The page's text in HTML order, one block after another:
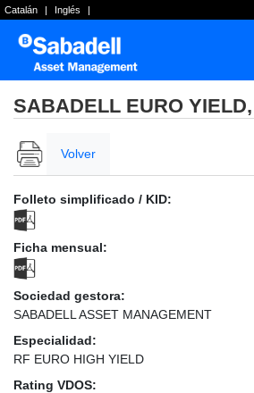
Catalán | Inglés |
SABADELL EURO
Volver
Folleto simplificado / KID:
Ficha mensual:
Sociedad gestora:
SABADELL ASSET MANAGEMENT
Especialidad:
RF EURO HIGH YIELD
Rating VDOS: